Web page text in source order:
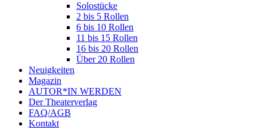
Solostücke
2 bis 5 Rollen
6 bis 10 Rollen
11 bis 15 Rollen
16 bis 20 Rollen
Über 20 Rollen
Neuigkeiten
Magazin
AUTOR*IN WERDEN
Der Theaterverlag
FAQ/AGB
Kontakt